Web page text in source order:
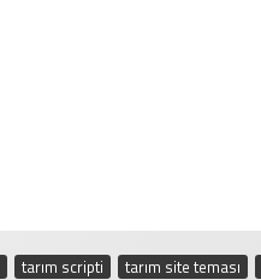
tarım scripti tarım site teması